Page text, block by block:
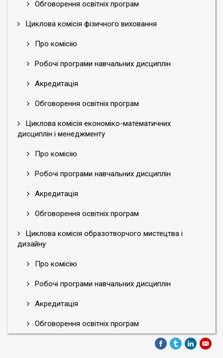
Обговорення освітніх програм
Циклова комісія фізичного виховання
Про комісію
Робочі програми навчальних дисциплін
Акредитація
Обговорення освітніх програм
Циклова комісія економіко-математичних
дисциплін і менеджменту
Про комісію
Робочі програми навчальних дисциплін
Акредитація
Обговорення освітніх програм
Циклова комісія образотворчого мистецтва і
дизайну
Про комісію
Робочі програми навчальних дисциплін
Акредитація
Обговорення освітніх програм